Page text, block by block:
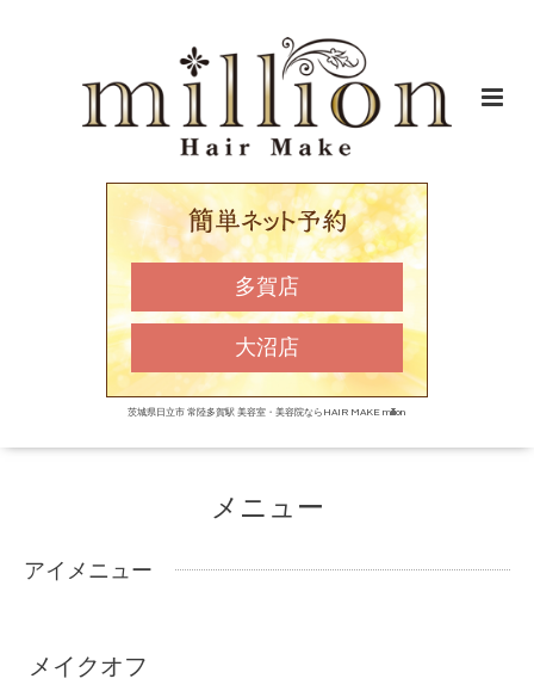
多賀店
大沼店
茨城県日立市 常陸多賀駅 美容室・美容院ならHAIR MAKE million
メニュー
アイメニュー
メイクオフ